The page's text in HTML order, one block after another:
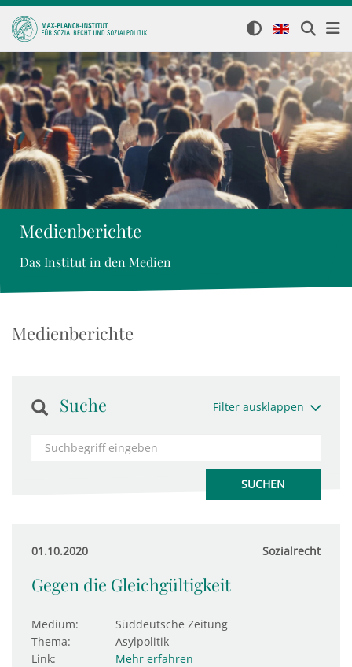
Medienberichte
Das Institut in den Medien
Medienberichte
Suche Filter ausklappen
01.10.2020 Sozialrecht
Gegen die Gleichgültigkeit
Medium:
Süddeutsche Zeitung
Thema:
Asylpolitik
Link:
Mehr erfahren